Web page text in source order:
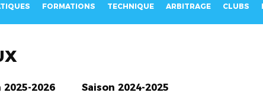
FORMATIONS TECHNIQUE ARBITRAGE CLUBS
2025-2026 Saison 2024-2025